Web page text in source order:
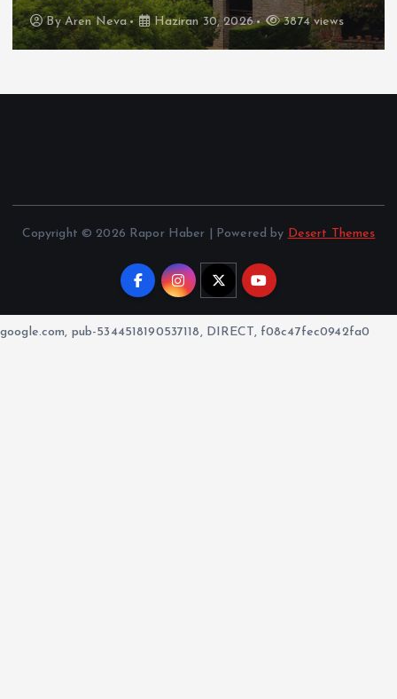
ByAren Neva Haziran 30, 2026 3874 views
Copyright © 2026 Rapor Haber | Powered by Desert Themes
google.com, pub-5344518190537118, DIRECT, f08c47fec0942fa0